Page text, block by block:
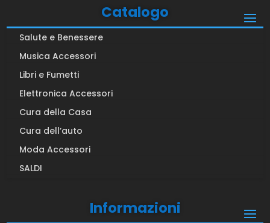
Catalogo
Salute e Benessere
Musica Accessori
Libri e Fumetti
Elettronica Accessori
Cura della Casa
Cura dell’auto
Moda Accessori
SALDI
Informazioni